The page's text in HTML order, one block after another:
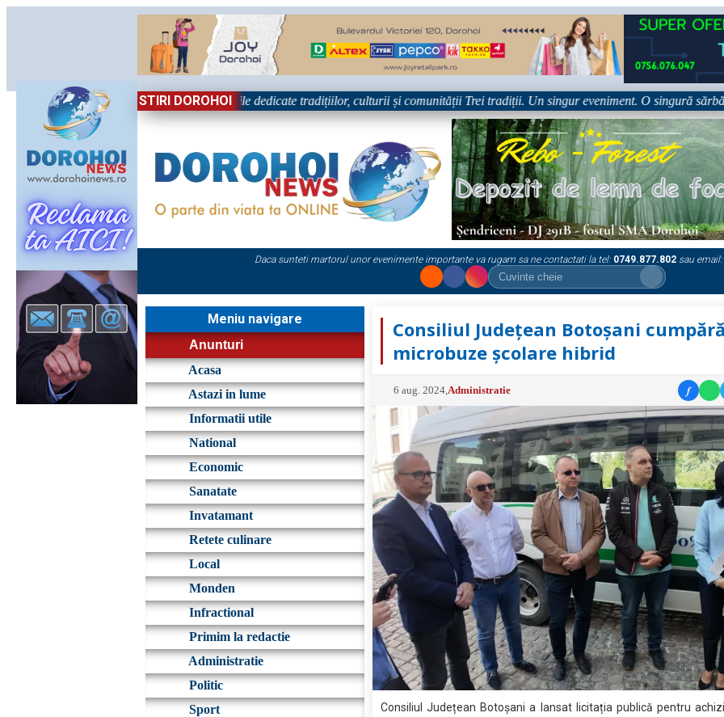
STIRI DOROHOI
„Dorohoiul, în Sărbătoare!” – trei zile dedicate tradițiilor, culturii și comunității Trei tradiții. Un singur eveniment. O singură sărbătoare!
Daca sunteti martorul unor evenimente importante va rugam sa ne contactati la tel: 0749.877.802 sau email:
Meniu navigare
Anunturi
Acasa
Astazi in lume
Informatii utile
National
Economic
Sanatate
Invatamant
Retete culinare
Local
Monden
Infractional
Primim la redactie
Administratie
Politic
Sport
Consiliul Județean Botoșani
microbuze școlare hibrid
6 aug. 2024 Administratie f
Consiliul Județean Botoșani a lansat licitația publică pentru